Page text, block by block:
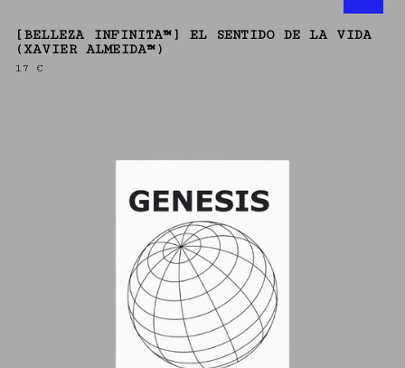
[BELLEZA INFINITA™] EL SENTIDO DE LA VIDA
(XAVIER ALMEIDA™)
17 €